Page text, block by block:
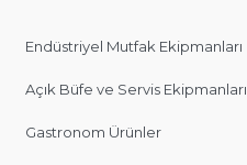
Endüstriyel Mutfak Ekipmanları
Açık Büfe ve Servis Ekipmanları
Gastronom Ürünler